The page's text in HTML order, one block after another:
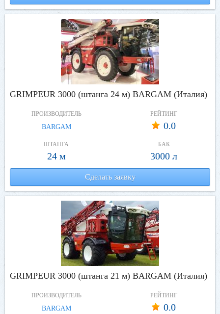
GRIMPEUR 3000 (штанга 24 м) BARGAM (Италия)
ПРОИЗВОДИТЕЛЬ
BARGAM
РЕЙТИНГ
0.0
ШТАНГА
24 м
БАК
3000 л
Сделать заявку
GRIMPEUR 3000 (штанга 21 м) BARGAM (Италия)
ПРОИЗВОДИТЕЛЬ
BARGAM
РЕЙТИНГ
0.0